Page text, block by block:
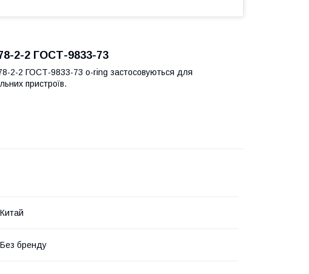
2-2 ГОСТ-9833-73
2-2 ГОСТ-9833-73 o-ring застосовуються для
пристроїв.
Китай
Без бренду